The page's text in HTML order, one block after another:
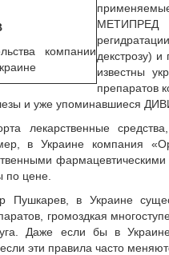
компании
применяемые
МЕТИПРЕД
декстрозу)
известны
препаратов
и уже упоминавшиеся
лекарственные
в Украине компания
по цене.
Пушкарев, в Украине
громоздкая
Даже если бы в
эти правила часто